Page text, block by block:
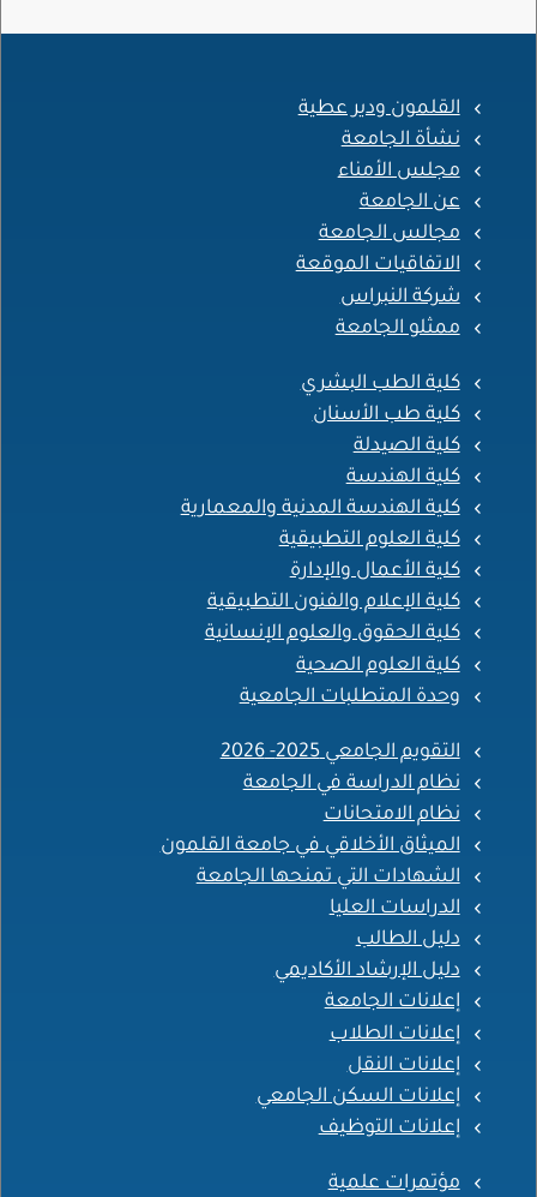
القلمون ودير عطية
نشأة الجامعة
مجلس الأمناء
عن الجامعة
مجالس الجامعة
الاتفاقيات الموقعة
شركة النبراس
ممثلو الجامعة
كلية الطب البشري
كلية طب الأسنان
كلية الصيدلة
كلية الهندسة
كلية الهندسة المدنية والمعمارية
كلية العلوم التطبيقية
كلية الأعمال والإدارة
كلية الإعلام والفنون التطبيقية
كلية الحقوق والعلوم الإنسانية
كلية العلوم الصحية
وحدة المتطلبات الجامعية
التقويم الجامعي 2025- 2026
نظام الدراسة في الجامعة
نظام الامتحانات
الميثاق الأخلاقي في جامعة القلمون
الشهادات التي تمنحها الجامعة
الدراسات العليا
دليل الطالب
دليل الإرشاد الأكاديمي
إعلانات الجامعة
إعلانات الطلاب
إعلانات النقل
إعلانات السكن الجامعي
إعلانات التوظيف
مؤتمرات علمية